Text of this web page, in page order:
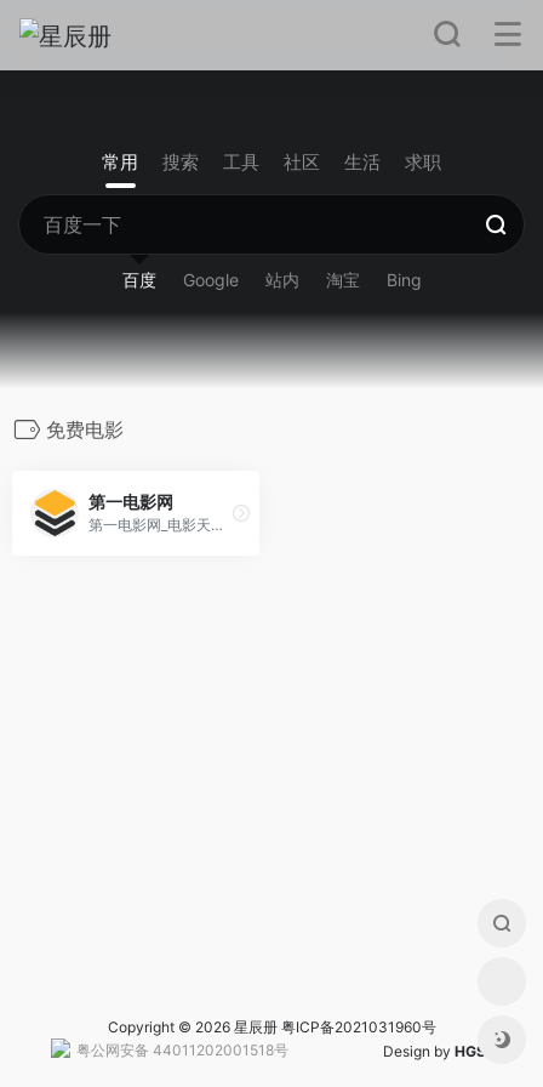
常用 搜索 工具 社区 生活 求职
百度 Google 站内 淘宝 Bing
免费电影
第一电影网
第一电影网_电影天堂_免费电影_最新电影_电影下载|无水印高清电影天堂（001D.Com）是中国最大的免费无水[…]
Copyright © 2026 星辰册 粤ICP备2021031960号
粤公网安备 44011202001518号Design by HGS